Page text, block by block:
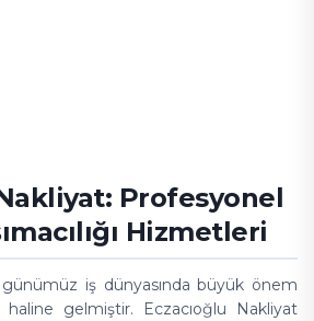
Profesyonel
Hizmetleri
günümüz iş dünyasında büyük önem
haline gelmiştir. Eczacıoğlu Nakliyat